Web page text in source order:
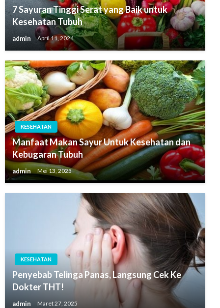
7 Sayuran Tinggi Serat yang Baik untuk
Kesehatan Tubuh
admin April 11, 2024
KESEHATAN
Manfaat Makan Sayur Untuk Kesehatan dan
Kebugaran Tubuh
admin Mei 13, 2025
KESEHATAN
Penyebab Telinga Panas, Langsung Cek Ke
Dokter THT!
admin Maret 27, 2025